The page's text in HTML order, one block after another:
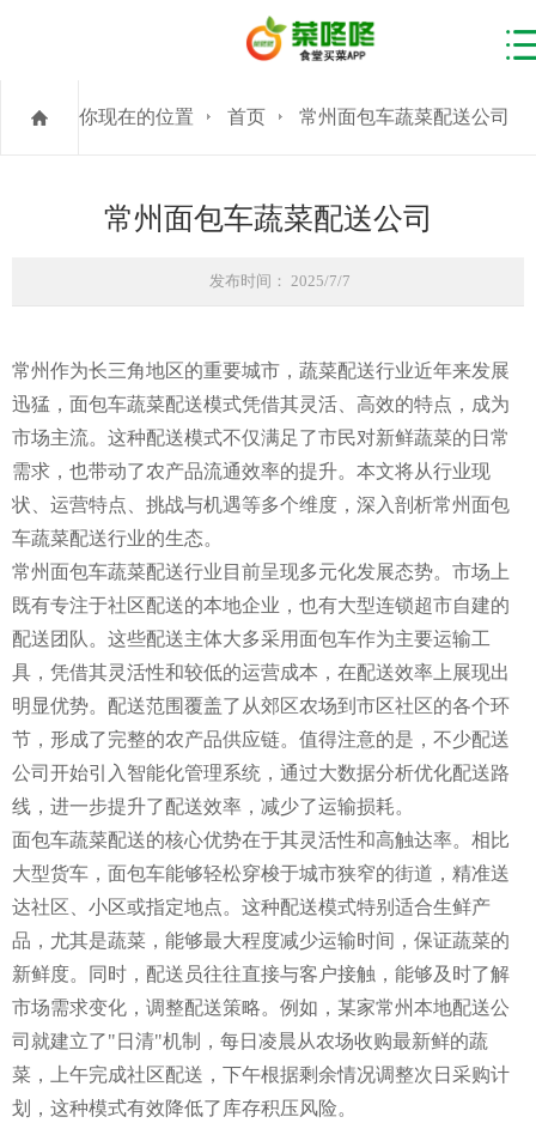
你现在的位置 首页 常州面包车蔬菜配送公司
常州面包车蔬菜配送公司
发布时间： 2025/7/7
常州作为长三角地区的重要城市，蔬菜配送行业近年来发展
迅猛，面包车蔬菜配送模式凭借其灵活、高效的特点，成为
市场主流。这种配送模式不仅满足了市民对新鲜蔬菜的日常
需求，也带动了农产品流通效率的提升。本文将从行业现
状、运营特点、挑战与机遇等多个维度，深入剖析常州面包
车蔬菜配送行业的生态。
常州面包车蔬菜配送行业目前呈现多元化发展态势。市场上
既有专注于社区配送的本地企业，也有大型连锁超市自建的
配送团队。这些配送主体大多采用面包车作为主要运输工
具，凭借其灵活性和较低的运营成本，在配送效率上展现出
明显优势。配送范围覆盖了从郊区农场到市区社区的各个环
节，形成了完整的农产品供应链。值得注意的是，不少配送
公司开始引入智能化管理系统，通过大数据分析优化配送路
线，进一步提升了配送效率，减少了运输损耗。
面包车蔬菜配送的核心优势在于其灵活性和高触达率。相比
大型货车，面包车能够轻松穿梭于城市狭窄的街道，精准送
达社区、小区或指定地点。这种配送模式特别适合生鲜产
品，尤其是蔬菜，能够最大程度减少运输时间，保证蔬菜的
新鲜度。同时，配送员往往直接与客户接触，能够及时了解
市场需求变化，调整配送策略。例如，某家常州本地配送公
司就建立了"日清"机制，每日凌晨从农场收购最新鲜的蔬
菜，上午完成社区配送，下午根据剩余情况调整次日采购计
划，这种模式有效降低了库存积压风险。